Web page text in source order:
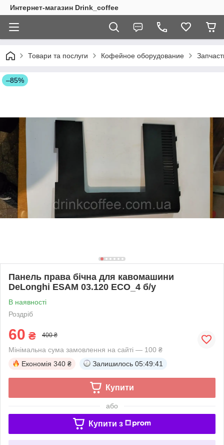
Интернет-магазин Drink_coffee
Товари та послуги Кофейное оборудование
–85%
Панель права бічна для кавомашини
DeLonghi ESAM 03.120 ECO_4 б/у
В наявності
Роздріб
60 ₴ 400 ₴
Мінімальна сума замовлення на сайті — 100 ₴
Економія 340 ₴ Залишилось 05:49:40
Купити
або
Купити з